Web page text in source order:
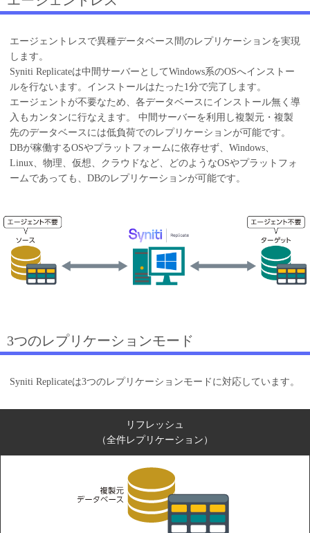
エージェントレスで異種データベース間のレプリケーションを実現
します。
Syniti Replicateは中間サーバーとしてWindows系のOSへインストー
ルを行ないます。インストールはたった1分で完了します。
エージェントが不要なため、各データベースにインストール無く導
入もカンタンに行なえます。 中間サーバーを利用し複製元・複製
先のデータベースには低負荷でのレプリケーションが可能です。
DBが稼働するOSやプラットフォームに依存せず、Windows、
Linux、物理、仮想、クラウドなど、どのようなOSやプラットフォ
ームであっても、DBのレプリケーションが可能です。
3つのレプリケーションモード
Syniti Replicateは3つのレプリケーションモードに対応しています。
リフレッシュ
（全件レプリケーション）